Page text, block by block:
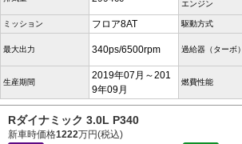
エンジン
ミッション フロア8AT 駆動方式
最大出力 340ps/6500rpm 過給器（ターボ）
生産期間
2019年07月～201
9年09月
燃費性能
Rダイナミック 3.0L P340
新車時価格1222万円(税込)